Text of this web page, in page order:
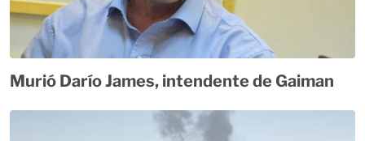
Murió Darío James, intendente de Gaiman